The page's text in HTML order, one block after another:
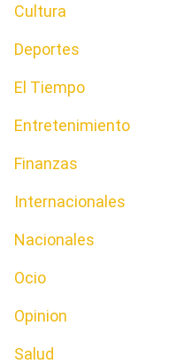
Cultura
Deportes
El Tiempo
Entretenimiento
Finanzas
Internacionales
Nacionales
Ocio
Opinion
Salud